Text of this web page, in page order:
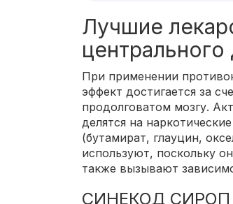
Лучшие
центрального
При применении
эффект достигается за
продолговатом мозгу.
делятся на
(бутамират, глауцин,
используют, поскольку
также вызывают
СИНЕКОД СИРОП